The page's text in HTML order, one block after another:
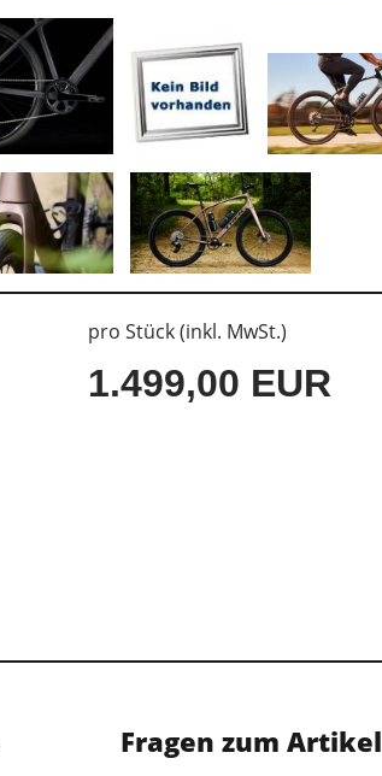
pro Stück (inkl. MwSt.)
1.499,00 EUR
Fragen zum Artikel